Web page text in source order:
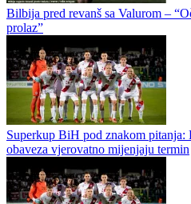
Dogovorio sa Borcem, završio u
Superkup BiH odgođen: Borac i
evropskih obaveza